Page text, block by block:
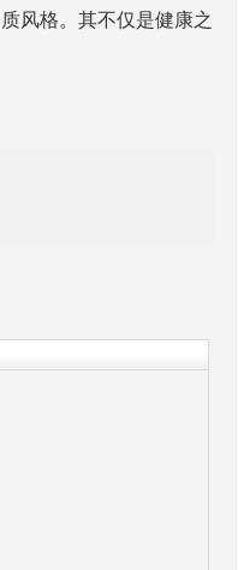
风格。其不仅是健康之